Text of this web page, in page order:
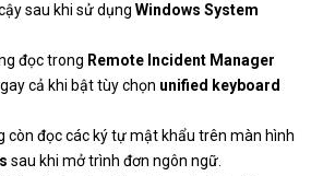
sau khi sử dụng Windows System
đọc trong Remote Incident Manager
cả khi bật tùy chọn unified keyboard
còn đọc các ký tự mật khẩu trên màn hình
sau khi mở trình đơn ngôn ngữ.